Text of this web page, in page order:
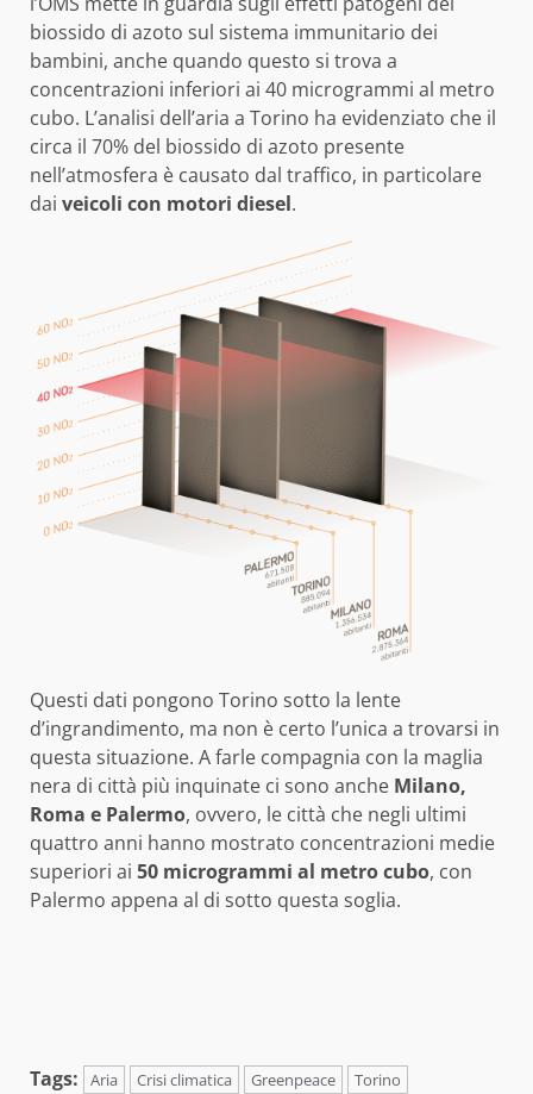
biossido di azoto sul sistema immunitario dei
bambini, anche quando questo si trova a
concentrazioni inferiori ai 40 microgrammi al metro
cubo. L’analisi dell’aria a Torino ha evidenziato che il
circa il 70% del biossido di azoto presente
nell’atmosfera è causato dal traffico, in particolare
dai veicoli con motori diesel.
Questi dati pongono Torino sotto la lente
d’ingrandimento, ma non è certo l’unica a trovarsi in
questa situazione. A farle compagnia con la maglia
nera di città più inquinate ci sono anche Milano,
Roma e Palermo, ovvero, le città che negli ultimi
quattro anni hanno mostrato concentrazioni medie
superiori ai 50 microgrammi al metro cubo, con
Palermo appena al di sotto questa soglia.
Tags: Aria Crisi climatica Greenpeace Torino